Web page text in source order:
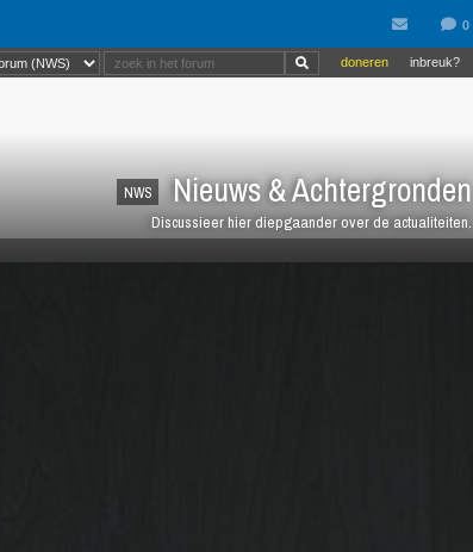
NWS Nieuws & Achtergronden
Discussieer hier diepgaander over de actualiteiten.
inbreuk?
doneren